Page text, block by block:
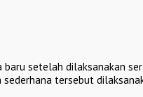
baru setelah dilaksanakan
tersebut